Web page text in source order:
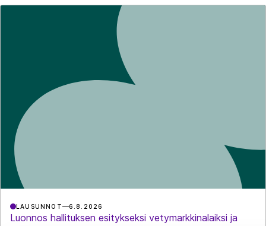
LAUSUNNOT 6.8.2026
Luonnos hallituksen esitykseksi vetymarkkinalaiksi ja